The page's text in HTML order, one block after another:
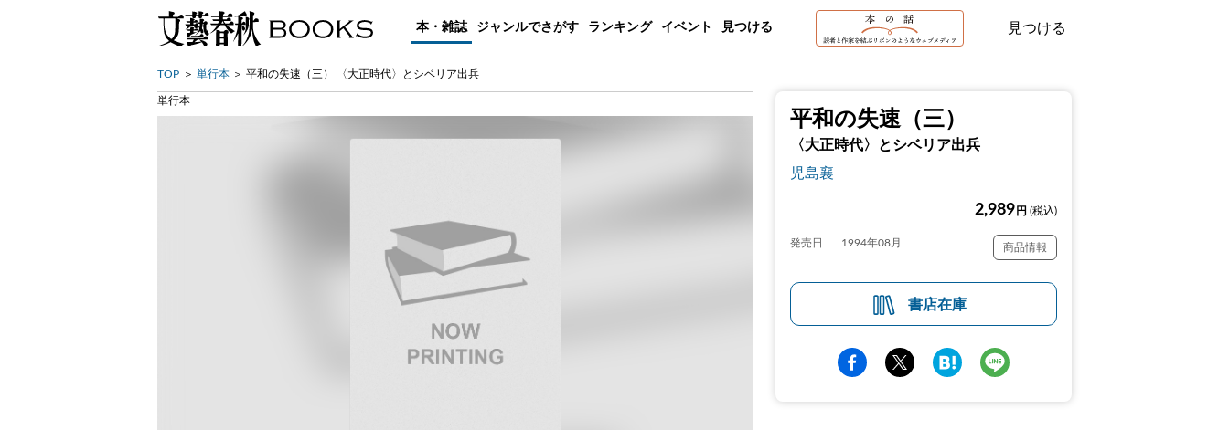
本・雑誌 ジャンルでさがす ランキング イベント 見つける 見つける
TOP 単行本 平和の失速（三） 〈大正時代〉とシベリア出兵
平和の失速（三）
〈大正時代〉とシベリア出兵
児島襄
2,989 円 (税込)
発売日 1994年08月 商品情報
書店在庫
単行本